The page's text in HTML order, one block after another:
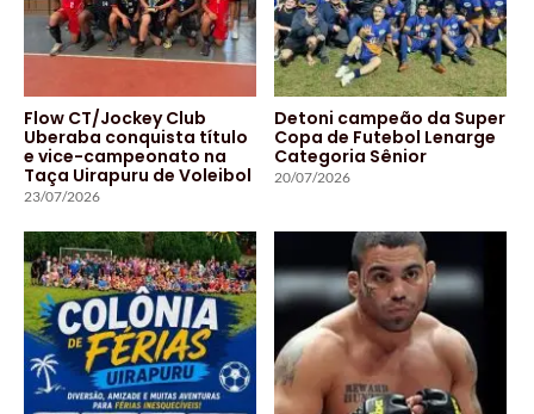
Flow CT/Jockey Club
Uberaba conquista título
e vice-campeonato na
Taça Uirapuru de Voleibol
23/07/2026
Detoni campeão da Super
Copa de Futebol Lenarge
Categoria Sênior
20/07/2026